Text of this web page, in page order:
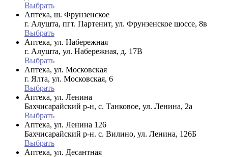
Выбрать
Аптека, ш. Фрунзенское
г. Алушта, пгт. Партенит, ул. Фрунзенское шоссе, 8в
Выбрать
Аптека, ул. Набережная
г. Алушта, ул. Набережная, д. 17В
Выбрать
Аптека, ул. Московская
г. Ялта, ул. Московская, 6
Выбрать
Аптека, ул. Ленина
Бахчисарайский р-н, с. Танковое, ул. Ленина, 2а
Выбрать
Аптека, ул. Ленина 126
Бахчисарайский р-н. с. Вилино, ул. Ленина, 126Б
Выбрать
Аптека, ул. Десантная